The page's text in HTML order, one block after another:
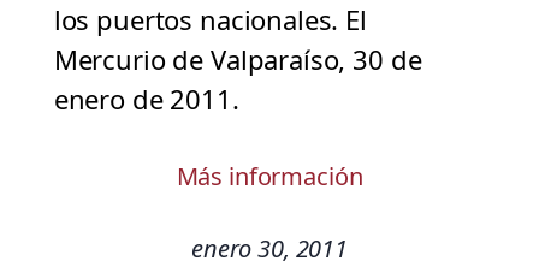
los puertos nacionales. El
Mercurio de Valparaíso, 30 de
enero de 2011.
Más información
enero 30, 2011